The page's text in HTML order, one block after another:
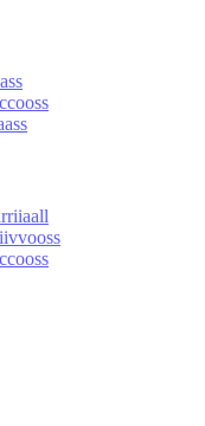
ass
ccooss
ass
rriiaall
iivvooss
ccooss